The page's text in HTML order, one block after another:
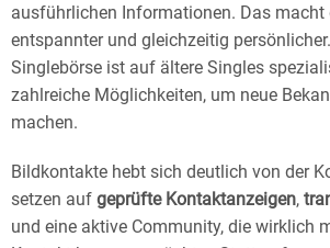
ausführlichen Informationen. Das macht
entspannter und gleichzeitig
Singlebörse ist auf ältere Singles
zahlreiche Möglichkeiten, um neue
machen.
Bildkontakte hebt sich deutlich von der
setzen auf geprüfte Kontaktanzeigen,
und eine aktive Community, die wirklich